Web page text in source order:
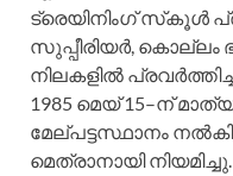
ട്രെയിനിംഗ്‌ സ്‌കൂള്‍
സുപ്പീരിയര്‍, കൊല്ലം
നിലകളില്‍
1985 മെയ്‌ 15–ന്‌
മേല്‌പട്ടസ്ഥാനം
മെത്രാനായി